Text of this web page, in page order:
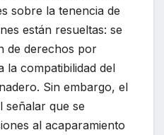
sobre la tenencia de
están resueltas: se
de derechos por
la compatibilidad del
Sin embargo, el
señalar que se
al acaparamiento